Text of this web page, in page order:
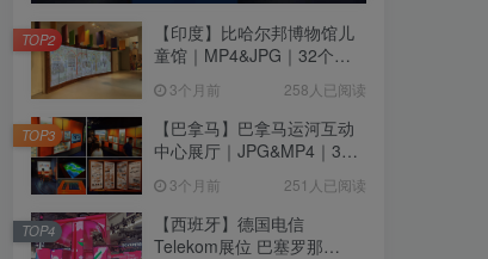
【印度】比哈尔邦博物馆儿
童馆｜MP4&JPG｜32个｜
3个月前 258人已阅读
TOP2
【巴拿马】巴拿马运河互动
中心展厅｜JPG&MP4｜39
3个月前 251人已阅读
TOP3
【西班牙】德国电信
Telekom展位 巴塞罗那
TOP4